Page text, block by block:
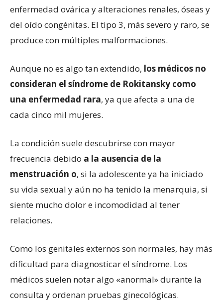
enfermedad ovárica y alteraciones renales, óseas y
del oído congénitas. El tipo 3, más severo y raro, se
produce con múltiples malformaciones.
Aunque no es algo tan extendido, los médicos no
consideran el síndrome de Rokitansky como
una enfermedad rara, ya que afecta a una de
cada cinco mil mujeres.
La condición suele descubrirse con mayor
frecuencia debido a la ausencia de la
menstruación o, si la adolescente ya ha iniciado
su vida sexual y aún no ha tenido la menarquia, si
siente mucho dolor e incomodidad al tener
relaciones.
Como los genitales externos son normales, hay más
dificultad para diagnosticar el síndrome. Los
médicos suelen notar algo «anormal» durante la
consulta y ordenan pruebas ginecológicas.